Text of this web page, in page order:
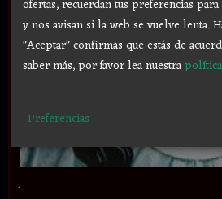
.
ofertas, recuerdan tus preferencias
y nos avisan si la web se vuelve lenta.
"Aceptar" confirmas que estás de
saber más, por favor lea nuestra
Preferencias